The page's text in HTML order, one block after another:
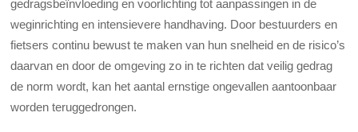
gedragsbeïnvloeding en voorlichting tot aanpassingen in de
weginrichting en intensievere handhaving. Door bestuurders en
fietsers continu bewust te maken van hun snelheid en de risico’s
daarvan en door de omgeving zo in te richten dat veilig gedrag
de norm wordt, kan het aantal ernstige ongevallen aantoonbaar
worden teruggedrongen.